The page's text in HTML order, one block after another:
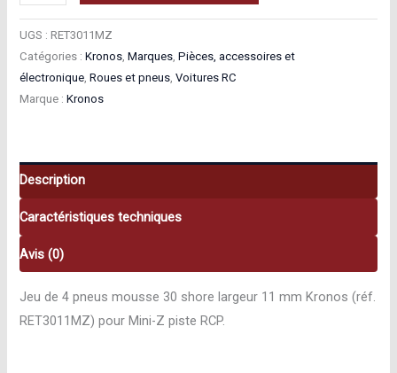
de
Kronos
Pneus
mousse
Mini-
shore
11
mm
Kronos
RET3011MZ
UGS :RET3011MZ
Catégories :Kronos,Marques,Pièces, accessoires et
électronique,Roues et pneus,Voitures RC
Marque :Kronos
Description
Caractéristiques techniques
Avis (0)
Jeu de 4 pneus mousse 30 shore largeur 11 mm Kronos (réf.
RET3011MZ) pour Mini-Z piste RCP.